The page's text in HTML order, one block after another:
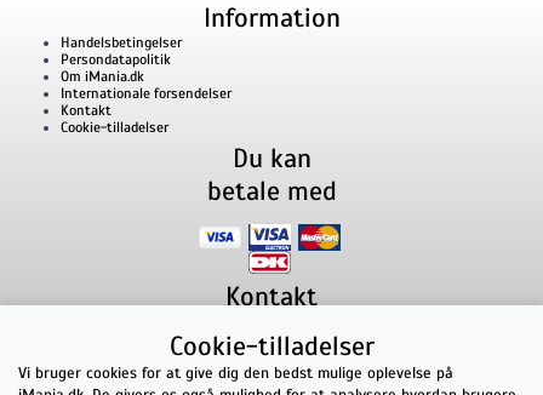
Information
Handelsbetingelser
Persondatapolitik
Om iMania.dk
Internationale forsendelser
Kontakt
Cookie-tilladelser
Du kan
betale med
Kontakt
Lillevorde Kær 29280 Storvorde
CVR nummer: 33182805 | E-mail: kontakt@imania.dk
Telefon:+45 23618990
Cookie-tilladelser
Vi bruger cookies for at give dig den bedst mulige oplevelse på